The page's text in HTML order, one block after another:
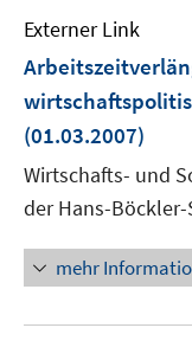
Externer Link
(01.03.2007)
Wirtschafts- und
der Hans-
mehr